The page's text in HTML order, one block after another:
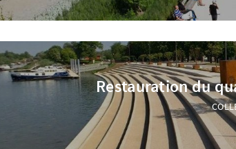
Restauration du